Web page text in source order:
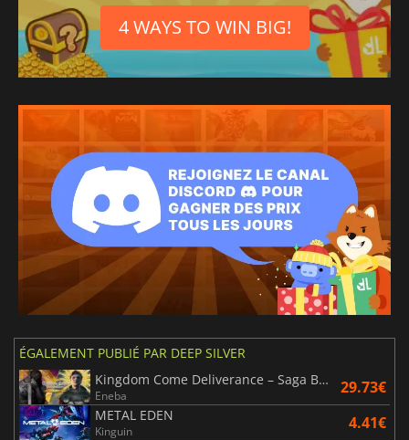
4 WAYS TO WIN BIG!
ÉGALEMENT PUBLIÉ PAR DEEP SILVER
Kingdom Come Deliverance – Saga Bundle
Eneba 29.73€
METAL EDEN
Kinguin 4.41€